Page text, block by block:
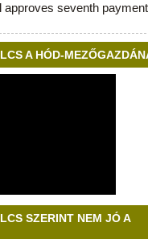
approves seventh
A HÓD-
SZERINT NEM JÓ A